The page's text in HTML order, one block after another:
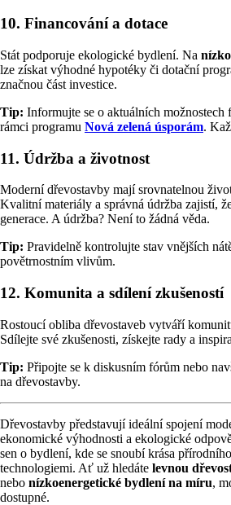
10. Financování a dotace
Stát podporuje ekologické bydlení. Na
lze získat výhodné hypotéky či dotační
značnou část investice.
Tip: Informujte se o aktuálních
rámci programu Nová zelená úsporám.
11. Údržba a životnost
Moderní dřevostavby mají srovnatelnou
Kvalitní materiály a správná údržba zajistí,
generace. A údržba? Není to žádná věda.
Tip: Pravidelně kontrolujte stav vnějších
povětrnostním vlivům.
12. Komunita a sdílení zkušeností
Rostoucí obliba dřevostaveb vytváří
Sdílejte své zkušenosti, získejte rady a
Tip: Připojte se k diskusním fórům nebo
na dřevostavby.
Dřevostavby představují ideální spojení
ekonomické výhodnosti a ekologické
sen o bydlení, kde se snoubí krása
technologiemi. Ať už hledáte levnou
nebo nízkoenergetické bydlení na míru,
dostupné.